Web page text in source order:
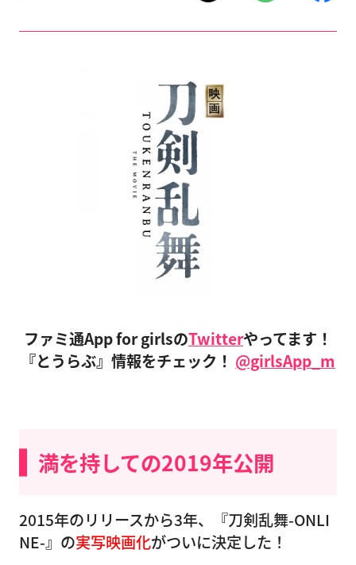
ファミ通App for girlsのTwitterやってます！
『とうらぶ』情報をチェック！ @girlsApp_m
満を持しての2019年公開
2015年のリリースから3年、『刀剣乱舞-ONLI
NE-』の実写映画化がついに決定した！